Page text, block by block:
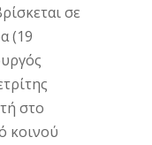
σε
(19
στο
κοινού